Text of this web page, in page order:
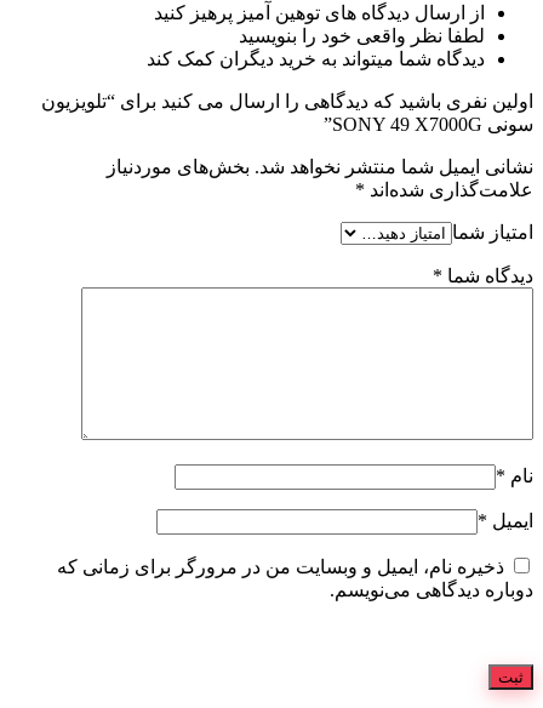
از ارسال دیدگاه های توهین آمیز پرهیز کنید
لطفا نظر واقعی خود را بنویسید
دیدگاه شما میتواند به خرید دیگران کمک کند
اولین نفری باشید که دیدگاهی را ارسال می کنید برای “تلویزیون
سونی SONY 49 X7000G”
نشانی ایمیل شما منتشر نخواهد شد. بخش‌های موردنیاز
علامت‌گذاری شده‌اند *
امتیاز شما
دیدگاه شما *
نام *
ایمیل *
ذخیره نام، ایمیل و وبسایت من در مرورگر برای زمانی که
دوباره دیدگاهی می‌نویسم.